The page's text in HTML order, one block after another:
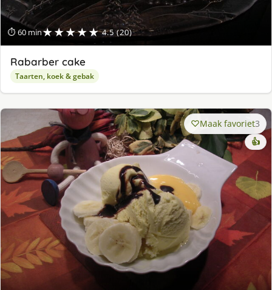
⏱ 60 min★★★★★ 4.5 (20)
Rabarber cake
Taarten, koek & gebak
Maak favoriet3
👍